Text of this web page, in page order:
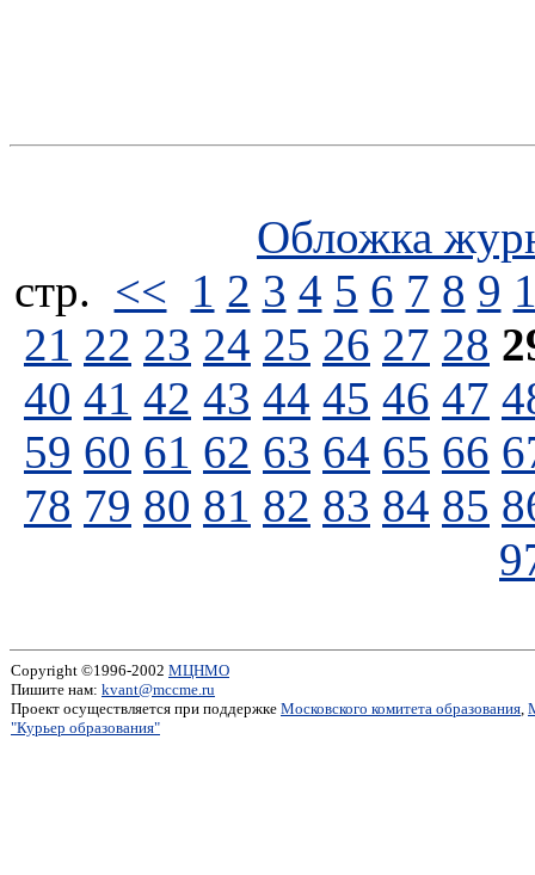
Обложка
стp. << 1 2 3 4 5 6 7 8 9
21 22 23 24 25 26 27 28
40 41 42 43 44 45 46 47
59 60 61 62 63 64 65 66
78 79 80 81 82 83 84 85
Copyright ©1996-2002 МЦНМО
Пишите нам: kvant@mccme.ru
Проект осуществляется при поддержке Московского комитета образования,
"Курьер образования"